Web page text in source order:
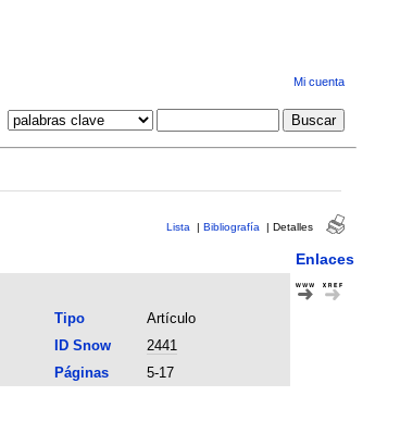
Mi cuenta
Lista | Bibliografía | Detalles
Enlaces
Tipo
Artículo
ID Snow
2441
Páginas
5-17